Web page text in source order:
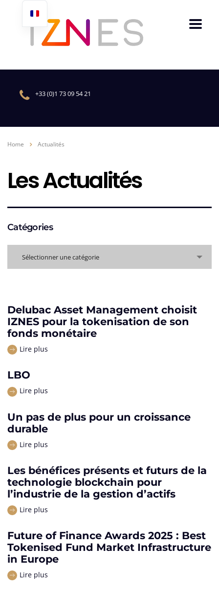
+33 (0)1 73 09 54 21
Home Actualités
Les Actualités
Catégories
Sélectionner une catégorie
Delubac Asset Management choisit
IZNES pour la tokenisation de son
fonds monétaire
Lire plus
LBO
Lire plus
Un pas de plus pour un croissance
durable
Lire plus
Les bénéfices présents et futurs de la
technologie blockchain pour
l’industrie de la gestion d’actifs
Lire plus
Future of Finance Awards 2025 : Best
Tokenised Fund Market Infrastructure
in Europe
Lire plus